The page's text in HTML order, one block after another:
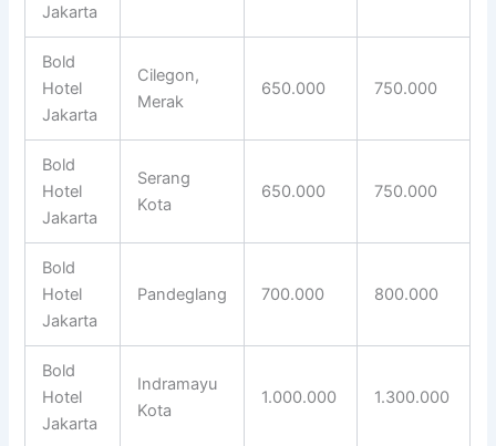
Jakarta
Bold
Hotel
Jakarta
Cilegon,
Merak
650.000 750.000
Bold
Hotel
Jakarta
Serang
Kota
650.000 750.000
Bold
Hotel
Jakarta
Pandeglang 700.000 800.000
Bold
Hotel
Jakarta
Indramayu
Kota
1.000.000 1.300.000